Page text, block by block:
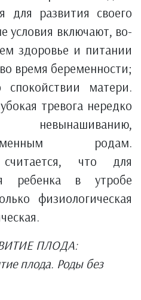
для развития своего
условия включают, во-
здоровье и питании
время беременности;
спокойствии матери.
тревога нередко
родам.
считается, что для
ребенка в утробе
физиологическая
ПЛОДА:
плода. Роды без